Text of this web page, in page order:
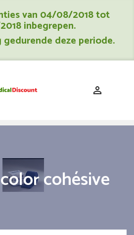
van 04/08/2018 tot
inbegrepen.
gedurende deze periode.

cohésive